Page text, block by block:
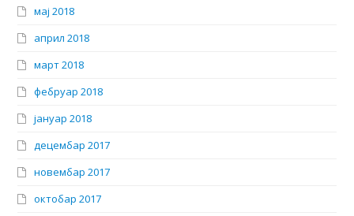
мај 2018
април 2018
март 2018
фебруар 2018
јануар 2018
децембар 2017
новембар 2017
октобар 2017